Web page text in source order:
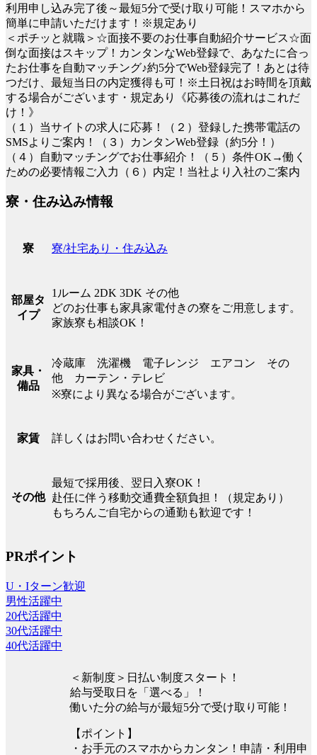
利用申し込み完了後～最短5分で受け取り可能！スマホから
簡単に申請いただけます！※規定あり
＜ポチッと就職＞☆面接不要のお仕事自動紹介サービス☆面
倒な面接はスキップ！カンタンなWeb登録で、あなたに合っ
たお仕事を自動マッチング♪約5分でWeb登録完了！あとは待
つだけ、最短当日の内定獲得も可！※土日祝はお時間を頂戴
する場合がございます・規定あり《応募後の流れはこれだ
け！》
（１）当サイトの求人に応募！（２）登録した携帯電話の
SMSよりご案内！（３）カンタンWeb登録（約5分！）
（４）自動マッチングでお仕事紹介！（５）条件OK→働く
ための必要情報ご入力（６）内定！当社より入社のご案内
寮・住み込み情報
寮 寮/社宅あり・住み込み
部屋タ
イプ
1ルーム 2DK 3DK その他
どのお仕事も家具家電付きの寮をご用意します。
家族寮も相談OK！
家具・
備品
冷蔵庫 洗濯機 電子レンジ エアコン その
他 カーテン・テレビ
※寮により異なる場合がございます。
家賃 詳しくはお問い合わせください。
その他
最短で採用後、翌日入寮OK！
赴任に伴う移動交通費全額負担！（規定あり）
もちろんご自宅からの通勤も歓迎です！
PRポイント
U・Iターン歓迎
男性活躍中
20代活躍中
30代活躍中
40代活躍中
＜新制度＞日払い制度スタート！
給与受取日を「選べる」！
働いた分の給与が最短5分で受け取り可能！
【ポイント】
・お手元のスマホからカンタン！申請・利用申